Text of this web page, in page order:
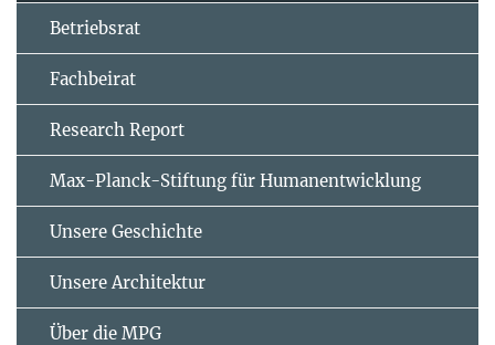
Betriebsrat
Fachbeirat
Research Report
Max-Planck-Stiftung für Humanentwicklung
Unsere Geschichte
Unsere Architektur
Über die MPG